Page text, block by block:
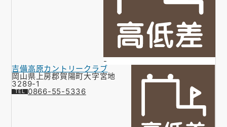
-
吉備高原カントリークラブ
岡山県上房郡賀陽町大字宮地
3289-1
0866-55-5336